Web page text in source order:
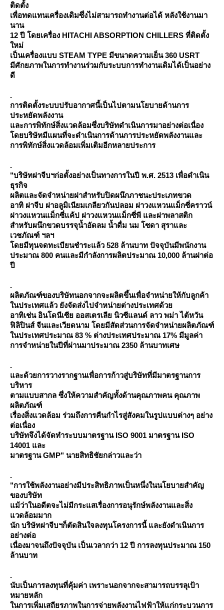
ติดตั้ง
เพื่อทดแทนเครื่องเดิมซึ่งไม่สามารถทำงานต่อได้ หลังใช้งานมา
นาน
12 ปี โดยเครื่อง HITACHI ABSORPTION CHILLERS ที่ติดตั้ง
หม่
เป็นเครื่องแบบ STEAM TYPE มีขนาดความเย็น 360 USRT
มีศักยภาพในการทำงานร่วมกับระบบการทำงานเดิมได้เป็นอย่าง
ดี
.
การติดตั้งระบบปรับอากาศนี้เป็นไปตามนโยบายด้านการ
ประหยัดพลังงาน
ละการพิทักษ์สิ่งแวดล้อมซึ่งบริษัทดำเนินการมาอย่างต่อเนื่อง
ดยบริษัทมีแผนที่จะดำเนินการด้านการประหยัดพลังงานและ
การพิทักษ์สิ่งแวดล้อมเพิ่มเติมอีกหลายประการ
.
"บริษัทฝาจีบฯก่อตั้งอย่างเป็นทางการในปี พ.ศ. 2513 เพื่อดำเนิน
ธุรกิจ
ผลิตและจัดจำหน่ายฝาสำหรับปิดผนึกภาชนะประเภทขวด
อาทิ ฝาจีบ ฝาอลูมิเนียมเกลียวกันปลอม ฝาวงแหวนแม็กซี่คราวน์
ฝาวงแหวนแม็กซี่แค้ป ฝาวงแหวนแม็กซี่พี และฝาพลาสติก
สำหรับผนึกขวดบรรจุน้ำอัดลม น้ำดื่ม นม โซดา สุราและ
เวชภัณฑ์ ฯลฯ
ดยมีทุนจดทะเบียนชำระแล้ว 528 ล้านบาท ปัจจุบันมีพนักงาน
ประมาณ 800 คนและมีกำลังการผลิตประมาณ 10,000 ล้านฝาต่อ
ปี
.
ผลิตภัณฑ์ของบริษัทนอกจากจะผลิตขึ้นเพื่อจำหน่ายให้กับลูกค้า
นประเทศแล้ว ยังจัดส่งไปจำหน่ายต่างประเทศด้ว
อาทิเช่น อินโดนีเซีย ออสเตรเลีย นิวซีแลนด์ ลาว พม่า ไต้หวัน
ฟิลิปินส์ จีนและเวียดนาม โดยมีสัดส่วนการจัดจำหน่ายผลิตภัณฑ์
นประเทศประมาณ 83 % ต่างประเทศประมาณ 17% มีมูลค่า
การจำหน่ายในปีที่ผ่านมาประมาณ 2350 ล้านบาทเศษ
.
ละด้วยการวางรากฐานเพื่อการก้าวสู่บริษัทที่มีมาตรฐานการ
บริหาร
ตามแบบสากล ซึ่งให้ความสำคัญทั้งด้านคุณภาพคน คุณภาพ
ผลิตภัณฑ์
เรื่องสิ่งแวดล้อม ร่วมถึงการคืนกำไรสู่สังคมในรูปแบบต่างๆ อย่าง
ต่อเนื่อง
บริษัทจึงได้จัดทำระบบมาตรฐาน ISO 9001 มาตรฐาน ISO
14001 และ
มาตรฐาน GMP" นายสิทธิชัยกล่าวและว่า
.
"การใช้พลังงานอย่างมีประสิทธิภาพเป็นหนึ่งในนโยบายสำคัญ
ของบริษัท
ม้ว่าในอดีตจะไม่มีกระแสเรื่องการอนุรักษ์พลังงานและสิ่ง
วดล้อมมาก
นัก บริษัทฝาจีบฯก็ตัดสินใจลงทุนโครงการนี้ และยังดำเนินการ
อย่างต่อ
เนื่องมาจนถึงปัจจุบัน เป็นเวลากว่า 12 ปี การลงทุนประมาณ 150
ล้านบาท
.
นับเป็นการลงทุนที่คุ้มค่า เพราะนอกจากจะสามารถบรรลุเป้า
หมายหลัก
นการเพิ่มเสถียรภาพในการจ่ายพลังงานไฟฟ้าให้แก่กระบวนการ